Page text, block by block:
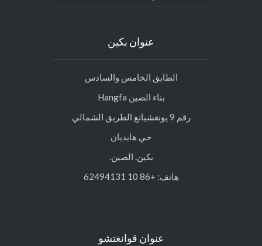
عنوان بكين
الطابق الخامس والسادس
بناء الصين Hangfa
رقم 9 يونغشيانغ الطريق الشمالي
حي هايديان
بكين. الصين.
هاتف: +86 10 62494131
عنوان قوانغتشو